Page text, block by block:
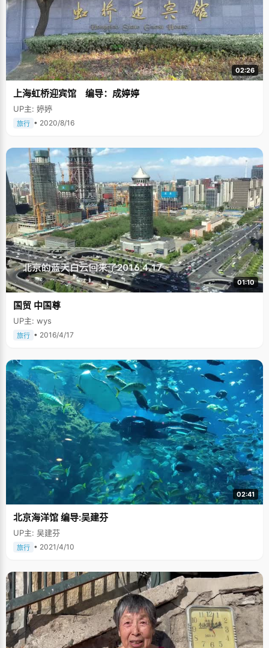
02:26
上海虹桥迎宾馆 编导：成婷婷
UP主: 婷婷
旅行 • 2020/8/16
01:10
国贸 中国尊
UP主: wys
旅行 • 2016/4/17
02:41
北京海洋馆 编导:吴建芬
UP主: 吴建芬
旅行 • 2021/4/10